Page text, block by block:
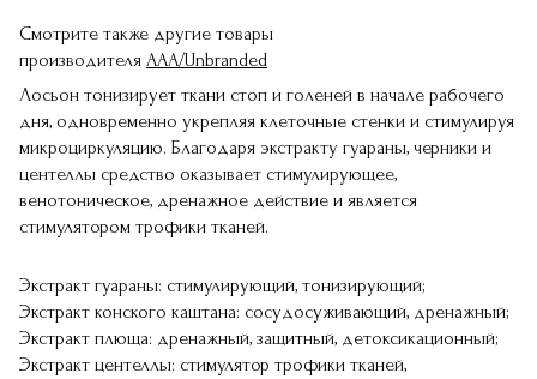
Смотрите также другие товары
производителя AAA/Unbranded
Лосьон тонизирует ткани стоп и голеней в начале рабочего
дня, одновременно укрепляя клеточные стенки и стимулируя
микроциркуляцию. Благодаря экстракту гуараны, черники и
центеллы средство оказывает стимулирующее,
венотоническое, дренажное действие и является
стимулятором трофики тканей.
Экстракт гуараны: стимулирующий, тонизирующий;
Экстракт конского каштана: сосудосуживающий, дренажный;
Экстракт плюща: дренажный, защитный, детоксикационный;
Экстракт центеллы: стимулятор трофики тканей,